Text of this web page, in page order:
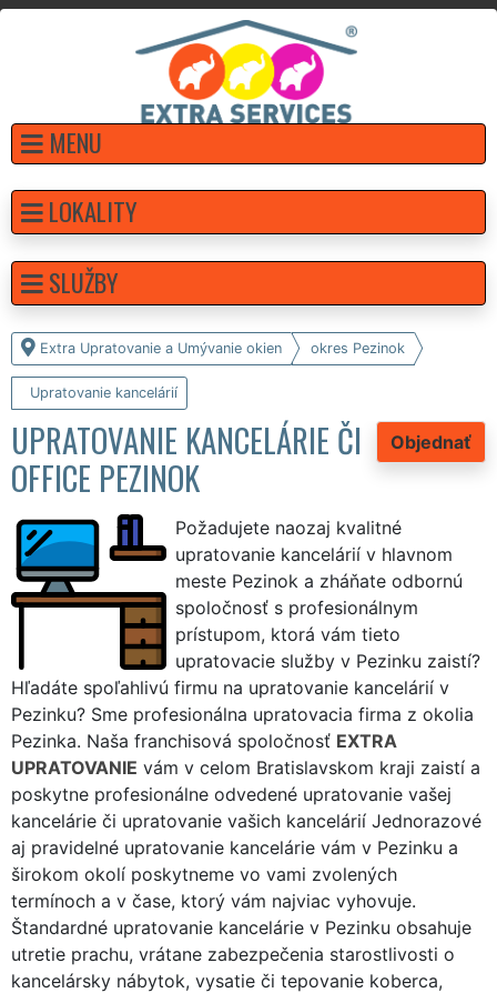
MENU
Extra Upratovanie a Umývanie okien okres Pezinok
Upratovanie kancelárií
Objednať
UPRATOVANIE KANCELÁRIE ČI
OFFICE PEZINOK
Požadujete naozaj kvalitné
upratovanie kancelárií v hlavnom
meste Pezinok a zháňate odbornú
spoločnosť s profesionálnym
prístupom, ktorá vám tieto
upratovacie služby v Pezinku zaistí?
Hľadáte spoľahlivú firmu na upratovanie kancelárií v
Pezinku? Sme profesionálna upratovacia firma z okolia
Pezinka. Naša franchisová spoločnosť EXTRA
UPRATOVANIE vám v celom Bratislavskom kraji zaistí a
poskytne profesionálne odvedené upratovanie vašej
kancelárie či upratovanie vašich kancelárií Jednorazové
aj pravidelné upratovanie kancelárie vám v Pezinku a
širokom okolí poskytneme vo vami zvolených
termínoch a v čase, ktorý vám najviac vyhovuje.
Štandardné upratovanie kancelárie v Pezinku obsahuje
utretie prachu, vrátane zabezpečenia starostlivosti o
kancelársky nábytok, vysatie či tepovanie koberca,
LOKALITY
SLUŽBY